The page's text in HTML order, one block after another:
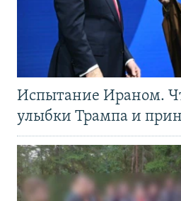
Испытание Ираном.
улыбки Трампа и